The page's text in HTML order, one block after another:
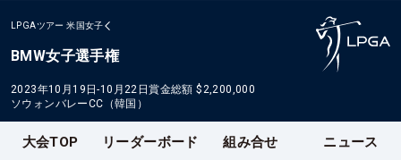
LPGAツアー 米国女子
BMW女子選手権
2023年10月19日-10月22日賞金総額 $2,200,000
ソウォンバレーCC（韓国）
大会TOP リーダーボード 組み合せ ニュース